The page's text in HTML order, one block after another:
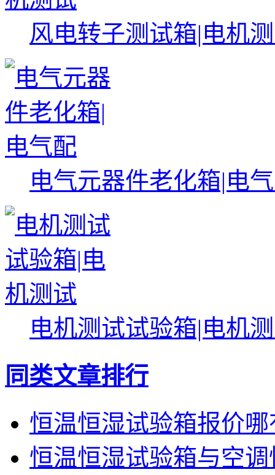
风电转子测试箱|电机
电气元器件老化箱|电
电机测试试验箱|电机
同类文章排行
恒温恒湿试验箱报价
恒温恒湿试验箱与空